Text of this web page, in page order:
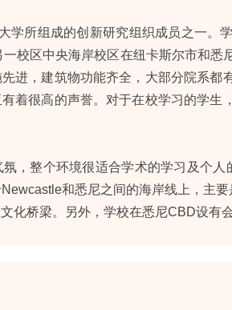
学所组成的创新研究组织成员之一。
校区中央海岸校区在纽卡斯尔市和悉
进，建筑物功能齐全，大部分院系都
着很高的声誉。对于在校学习的学生
，整个环境很适合学术的学习及个
和悉尼之间的海岸线上，主
化桥梁。另外，学校在悉尼CBD设有